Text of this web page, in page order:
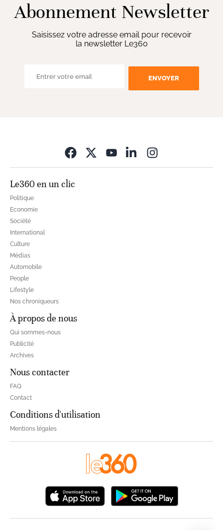
Abonnement Newsletter
Saisissez votre adresse email pour recevoir
la newsletter Le360
ENVOYER
Le360 en un clic
Politique
Economie
Société
International
Culture
Médias
Automobile
People
Lifestyle
Nos chroniqueurs
À propos de nous
Qui sommes-nous
Publicité
Archives
Nous contacter
FAQ
Contact
Conditions d'utilisation
Mentions légales